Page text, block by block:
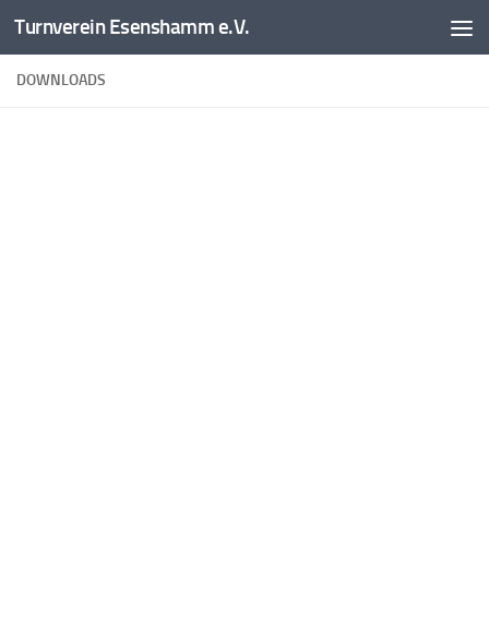
Zum Inhalt springen
Turnverein Esenshamm e.V.
DOWNLOADS